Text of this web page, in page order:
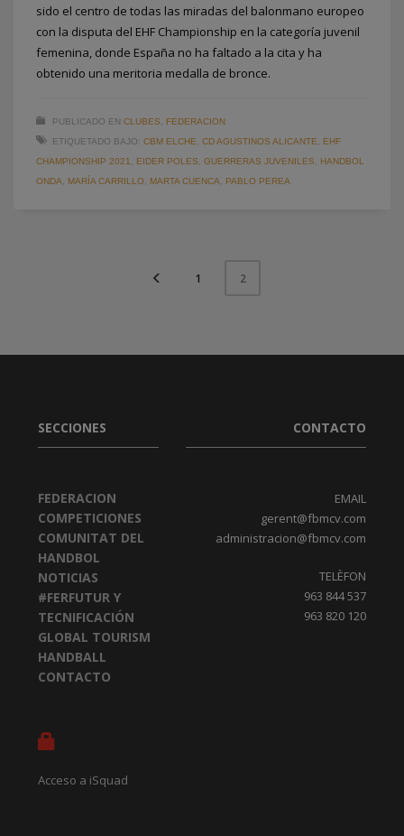
sido el centro de todas las miradas del balonmano europeo
con la disputa del EHF Championship en la categoría juvenil
femenina, donde España no ha faltado a la cita y ha
obtenido una meritoria medalla de bronce.
PUBLICADO EN CLUBES, FEDERACION
ETIQUETADO BAJO: CBM ELCHE, CD AGUSTINOS ALICANTE, EHF
CHAMPIONSHIP 2021, EIDER POLES, GUERRERAS JUVENILES, HANDBOL
ONDA, MARÍA CARRILLO, MARTA CUENCA, PABLO PEREA
1 2
SECCIONES
FEDERACION
COMPETICIONES
COMUNITAT DEL
HANDBOL
NOTICIAS
#FERFUTUR Y
TECNIFICACIÓN
GLOBAL TOURISM
HANDBALL
CONTACTO
Acceso a iSquad
CONTACTO
EMAIL
gerent@fbmcv.com
administracion@fbmcv.com
TELÈFON
963 844 537
963 820 120